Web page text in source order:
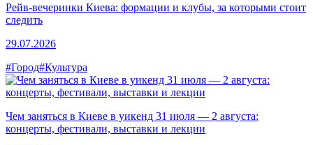
Рейв-вечеринки Киева: формации и клубы, за которыми стоит
следить
29.07.2026
#Город#Культура
Чем заняться в Киеве в уикенд 31 июля — 2 августа:
концерты, фестивали, выставки и лекции